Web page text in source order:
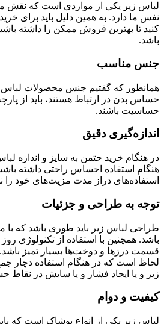
لباس زیر یکی از مواردی است که نقش
نفس ما دارد. به همین دلیل باید برای
کنید تا بهترین فروش ممکن را داشته
باشد.
جنس مناسب
همانطور که گفتیم جنس محصولات لباس
حساس بدن در ارتباط هستند، باید از
حساسیت باشند.
اندازه‌گیری دقیق
در هنگام خرید حتمن به سایز و اندازه
هنگام استفاده احساس راحتی داشته
استفاده‌های دراز مدت مزیت‌های خود را
توجه به طراحی و جزئیات
طراحی لباس زیر باید طوری باشد که با
باشد. همچنین با استفاده از تکنولوژی روز
قسمت درزها و دوخت‌ها بسیار تمیز
لحاظ است که در هنگام استفاده دچار
زیر و یا ایجاد فشار و یا سایش در نقاط
کیفیت و دوام
لباس زیر یکی از انواع پوشاک است که